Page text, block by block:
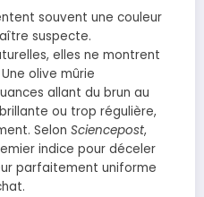
souvent une couleur
suspecte.
elles ne montrent
olive mûrie
allant du brun au
ou trop régulière,
Selon Sciencepost,
indice pour déceler
parfaitement uniforme